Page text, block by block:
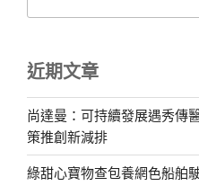
近期文章
尚達曼：可持續發展遇秀傳
策推創新減排
綠甜心寶物查包養網色船舶